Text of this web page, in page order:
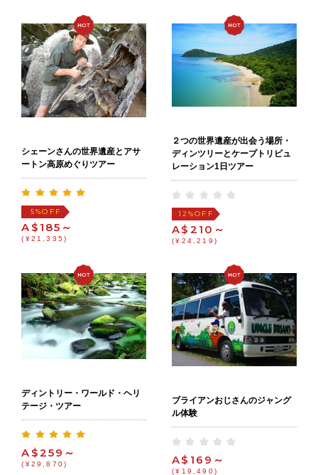
シェーンさんの世界遺産とアサ
ートン高原めぐりツアー
5%OFF
A$185～
(¥21,335)
２つの世界遺産が出会う場所・
ディンツリーとケープトリビュ
レーション1日ツアー
12%OFF
A$210～
(¥24,219)
ディントリー・ワールド・ヘリ
テージ・ツアー
A$259～
(¥29,870)
ブライアンおじさんのジャング
ル体験
A$169～
(¥19,490)